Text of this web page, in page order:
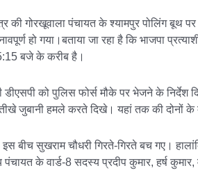
की गोरखूवाला पंचायत के श्यामपुर पोलिंग
हो गया।बताया जा रहा है कि भाजपा
बजे के करीब है।
को पुलिस फोर्स मौके पर भेजने के निर्देश
जुबानी हमले करते दिखे। यहां तक की दोनों के
बीच सुखराम चौधरी गिरते-गिरते बच गए।
के वार्ड-8 सदस्य प्रदीप कुमार, हर्ष